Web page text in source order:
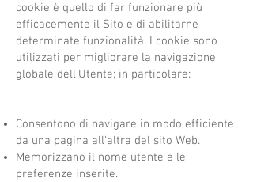
cookie è quello di far funzionare più
efficacemente il Sito e di abilitarne
determinate funzionalità. I cookie sono
utilizzati per migliorare la navigazione
globale dell'Utente; in particolare:
Consentono di navigare in modo efficiente
da una pagina all'altra del sito Web.
Memorizzano il nome utente e le
preferenze inserite.